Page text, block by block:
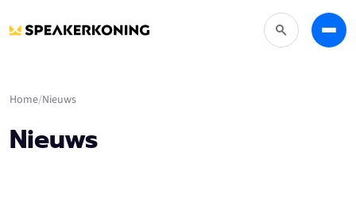
Zoeken
Home Nieuws
Nieuws